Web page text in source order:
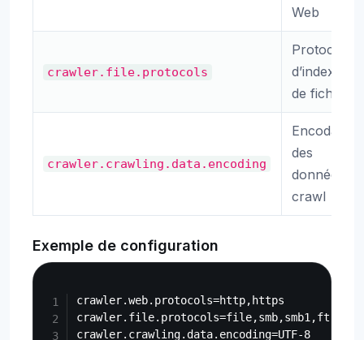
Web
crawler.file.protocols
Protocoles
d’indexation
de fichiers
crawler.crawling.data.encoding
Encodage
des
données de
crawl
Exemple de configuration
crawler.web.protocols=http,https